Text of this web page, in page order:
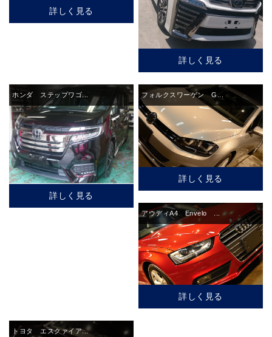
詳しく見る
詳しく見る
ホンダ ステップワゴ...
詳しく見る
フォルクスワーゲン G...
詳しく見る
アウディA4 Envelo ...
詳しく見る
トヨタ エスクァイア...